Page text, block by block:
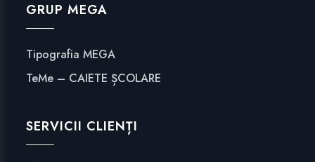
GRUP MEGA
Tipografia MEGA
TeMe – CAIETE ȘCOLARE
SERVICII CLIENȚI